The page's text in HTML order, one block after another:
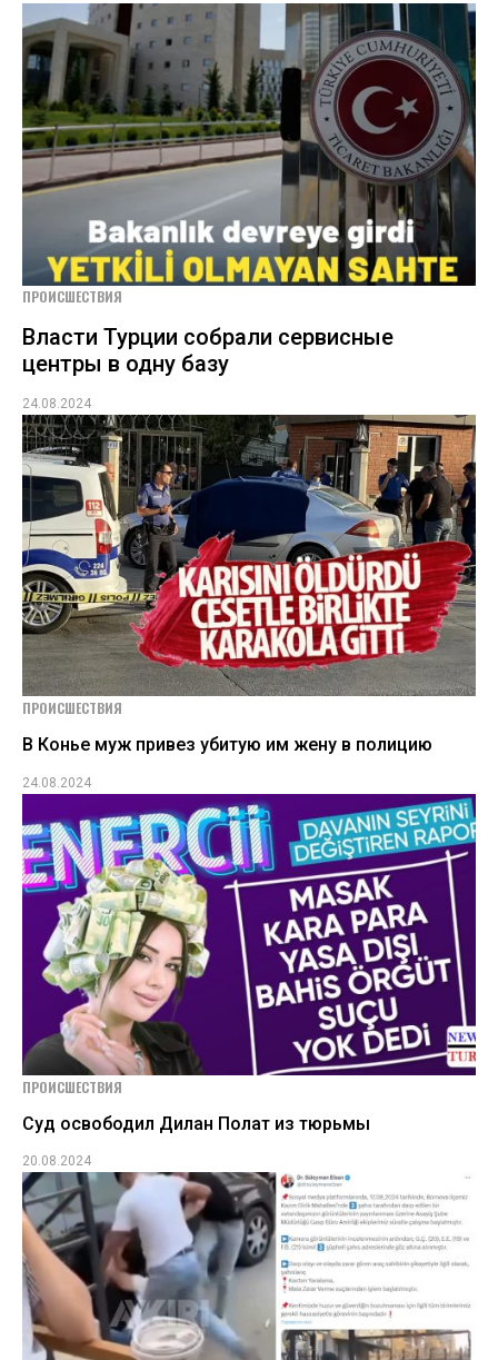
ПРОИСШЕСТВИЯ
Власти Турции собрали сервисные
центры в одну базу
24.08.2024
ПРОИСШЕСТВИЯ
В Конье муж привез убитую им жену в полицию
24.08.2024
ПРОИСШЕСТВИЯ
Суд освободил Дилан Полат из тюрьмы
20.08.2024